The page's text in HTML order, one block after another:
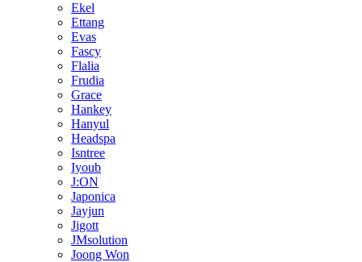
Ekel
Ettang
Evas
Fascy
Flalia
Frudia
Grace
Hankey
Hanyul
Headspa
Isntree
Iyoub
J:ON
Japonica
Jayjun
Jigott
JMsolution
Joong Won